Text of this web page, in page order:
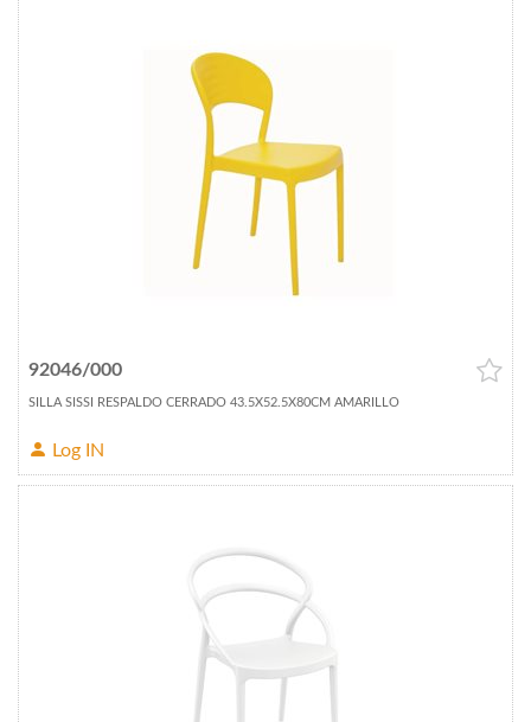
92046/000
SILLA SISSI RESPALDO CERRADO 43.5X52.5X80CM AMARILLO
Log IN